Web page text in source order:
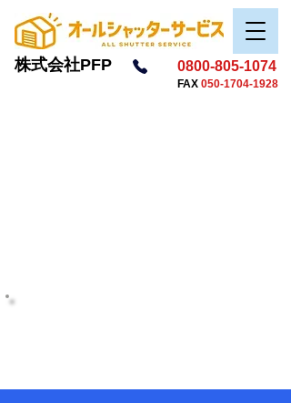
株式会社PFP 0800-805-1074
FAX 050-1704-1928